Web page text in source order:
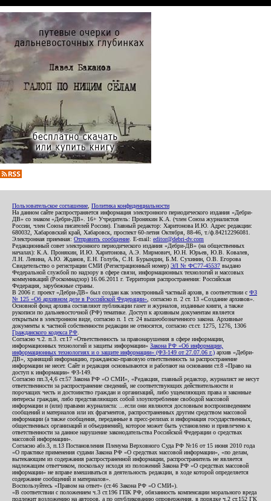
Пользовательское соглашение Политика конфиденциальности
На данном сайте распространяется информация электронного периодического издания «Дебри-
ДВ» со знаком «Дебри-ДВ». 16+ Учредитель: Пронякин К.А. (член Союза журналистов
России, член Союза писателей России). Главный редактор: Харитонова И.Ю. Адрес редакции:
680032, Хабаровский край, Хабаровск, проспект 60-летия Октября, 88-46, т./ф.84212296081.
Электронная приемная: Отправить сообщение . E-mail: editor@debri-dv.com
Редакционный совет электронного периодического издания «Дебри-ДВ» (на общественных
началах): К.А. Пронякин, И.Ю. Харитонова, А.Э. Мирмович, Ю.Н. Юрьев, Ю.В. Ковалев,
Л.Н. Левина, А.Ю. Жданов, Е.Н. Голубь, С.Н. Бурындин, Б.М. Сухинин, О.В. Егорова
Свидетельство о регистрации СМИ (Регистрационный номер) ЭЛ № ФС77-45537 выдано
Федеральной службой по надзору в сфере связи, информационных технологий и массовых
коммуникаций (Роскомнадзор) 16.06.2011 г. Территория распространения: Российская
Федерация, зарубежные страны.
В 2006 г. проект «Дебри-ДВ» был создан как электронный частный архив, в соответствии с ФЗ
№ 125 «Об архивном деле в Российской Федерации» , согласно п. 2 ст. 13 «Создание архивов».
Основной фонд архива составляют публикации газет и журналов, изданные книги, а также
рукописи по дальневосточной (РФ) тематике. Доступ к архивным документам является
открытым в электронном виде, согласно п. 1 ст. 24 вышеобозначенного закона. Архивные
документы к частной собственности редакции не относятся, согласно ст.ст. 1275, 1276, 1306
Гражданского кодекса РФ
Согласно ч.2. п.3. ст.17 «Ответственность за правонарушения в сфере информации,
информационных технологий и защиты информации» Закона РФ «Об информации,
информационных технологиях и о защите информации» (ФЗ-149 от 27.07.06 г.) архив «Дебри-
ДВ», хранящий информацию, гражданско-правовую ответственность за распространение
информации не несет. Сайт и редакция основываются и работают на основании ст.8 «Право на
доступ к информации» ФЗ-149.
Согласно пп.3,4,6 ст.57 Закона РФ «О СМИ», «Редакция, главный редактор, журналист не несут
ответственности за распространение сведений, не соответствующих действительности и
порочащих честь и достоинство граждан и организаций, либо ущемляющих права и законные
интересы граждан, либо представляющих собой злоупотребление свободой массовой
информации и (или) правами журналиста: ...если они являются дословным воспроизведением
сообщений и материалов или их фрагментов, распространенных другим средством массовой
информации (а также сообщения, переданные в пресс-релизах и информация государственных,
общественных организаций и объединений), которое может быть установлено и привлечено к
ответственности за данное нарушение законодательства Российской Федерации о средствах
массовой информации».
Согласно абз.3, п.13 Постановления Пленума Верховного Суда РФ №16 от 15 июня 2010 года
«О практике применения судами Закона РФ «О средствах массовой информации», «по делам,
вытекающим из содержания распространенной информации, распространитель не является
надлежащим ответчиком, поскольку исходя из положений Закона РФ «О средствах массовой
информации» не вправе вмешиваться в деятельность редакции, в ходе которой определяется
содержание сообщений и материалов».
Воспользуйтесь «Правом на ответ» (ст.46 Закона РФ «О СМИ»).
«В соответствии с положением ч.3 ст.196 ГПК РФ, обязанность компенсации морального вреда
подлежит возложению на авторов, а по опубликованию опровержения, в порядке ч.2 ст.152 ГК